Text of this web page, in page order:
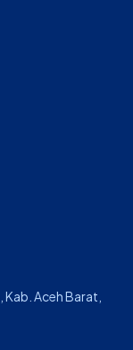
Aceh Barat,